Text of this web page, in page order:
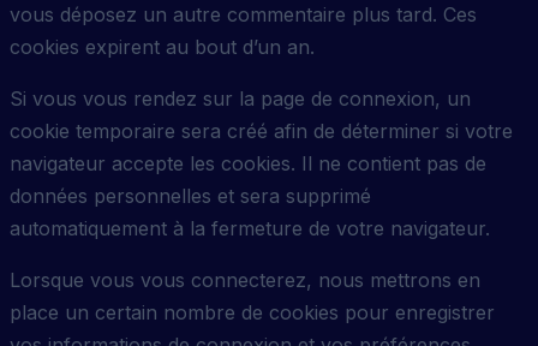
vous déposez un autre commentaire plus tard. Ces
cookies expirent au bout d’un an.
Si vous vous rendez sur la page de connexion, un
cookie temporaire sera créé afin de déterminer si votre
navigateur accepte les cookies. Il ne contient pas de
données personnelles et sera supprimé
automatiquement à la fermeture de votre navigateur.
Lorsque vous vous connecterez, nous mettrons en
place un certain nombre de cookies pour enregistrer